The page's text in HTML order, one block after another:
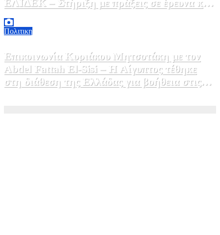
ΕΛΙΔΕΚ – Στήριξη με πράξεις σε έρευνα και
καινοτομία»
Πολιτικη
Επικοινωνία Κυριάκου Μητσοτάκη με τον
Abdel Fattah El-Sisi – Η Αίγυπτος τέθηκε
στη διάθεση της Ελλάδας για βοήθεια στις